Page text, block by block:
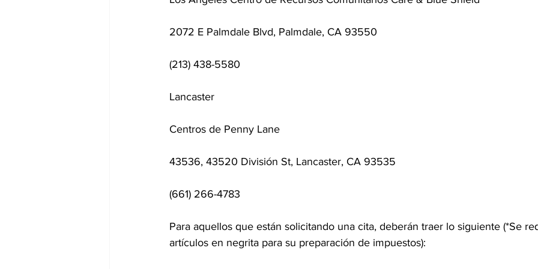
2072 E Palmdale Blvd, Palmdale, CA 93550
(213) 438-5580
Lancaster
Centros de Penny Lane
43536, 43520 División St, Lancaster, CA 93535
(661) 266-4783
Para aquellos que están solicitando una cita, deberán traer lo siguiente (*Se
artículos en negrita para su preparación de impuestos):